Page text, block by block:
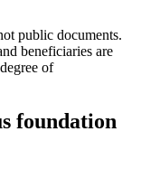
public documents.
beneficiaries are
of
foundation